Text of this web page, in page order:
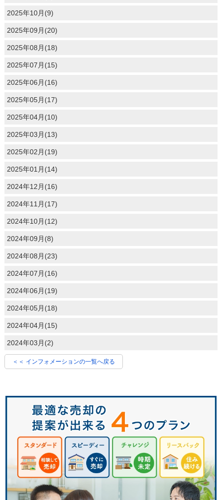
2025年10月(9)
2025年09月(20)
2025年08月(18)
2025年07月(15)
2025年06月(16)
2025年05月(17)
2025年04月(10)
2025年03月(13)
2025年02月(19)
2025年01月(14)
2024年12月(16)
2024年11月(17)
2024年10月(12)
2024年09月(8)
2024年08月(23)
2024年07月(16)
2024年06月(19)
2024年05月(18)
2024年04月(15)
2024年03月(2)
＜＜ インフォメーションの一覧へ戻る